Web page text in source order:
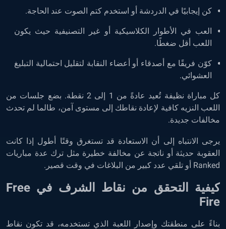
كن إيجابيًا في الدردشة أو استخدم كتم الصوت عند الحاجة.
العب في الأطوار الكلاسيكية أو غير التصنيفية حيث يكون
اللعب أقل ضغطًا.
كوّن فريقًا مع أصدقاء أو أعضاء النقابة لتقليل احتمالية التبليغ
العشوائي.
كل مباراة نظيفة تُعيد عادةً من 1 إلى 2 نقطة. بضع جلسات من
اللعب النزيه كافية لإعادة نقاطك إلى مستوى آمن، طالما لم تحدث
مخالفات جديدة.
يرجى الانتباه إلى أن الاستعادة قد تستغرق وقتًا أطول إذا كانت
العقوبة حديثة أو ناتجة عن مخالفة خطيرة مثل ترك عدة مباريات
Ranked أو تلقي عدد كبير من البلاغات في وقت قصير.
كيفية التحقق من نقاط الشرف في Free
Fire
بناءً على منطقتك وإصدار اللعبة الذي تستخدمه، قد تكون نقاط